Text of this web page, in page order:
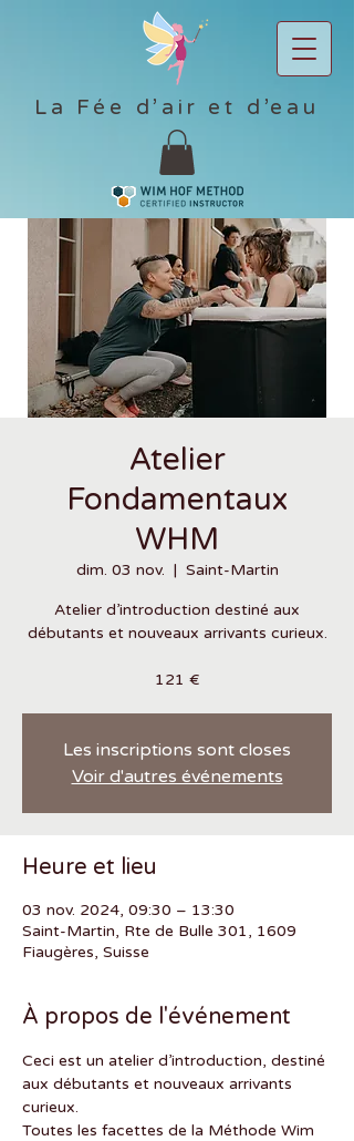
La Fée d’air et d’eau
Atelier
Fondamentaux
WHM
dim. 03 nov.
  |
Saint-Martin
Atelier d’introduction destiné aux
débutants et nouveaux arrivants curieux.
121 €
Les inscriptions sont closes
Voir d'autres événements
Heure et lieu
03 nov. 2024, 09:30 – 13:30
Saint-Martin, Rte de Bulle 301, 1609
Fiaugères, Suisse
À propos de l'événement
Ceci est un atelier d’introduction, destiné
aux débutants et nouveaux arrivants
curieux.
Toutes les facettes de la Méthode Wim